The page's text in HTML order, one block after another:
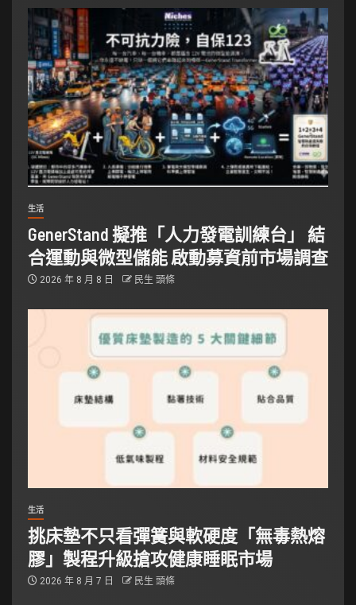
生活
GenerStand 擬推「人力發電訓練台」 結
合運動與微型儲能 啟動募資前市場調查
2026 年 8 月 8 日 民生 頭條
生活
挑床墊不只看彈簧與軟硬度「無毒熱熔
膠」製程升級搶攻健康睡眠市場
2026 年 8 月 7 日 民生 頭條